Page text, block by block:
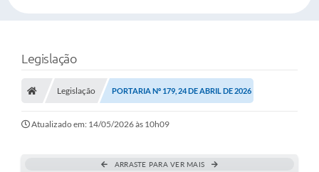
Legislação
Legislação PORTARIA Nº 179, 24 DE ABRIL DE 2026
Atualizado em: 14/05/2026 às 10h09
ARRASTE PARA VER MAIS